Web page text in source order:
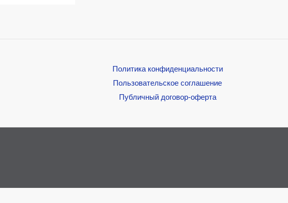
Политика конфиденциальности
Пользовательское соглашение
Публичный договор-оферта